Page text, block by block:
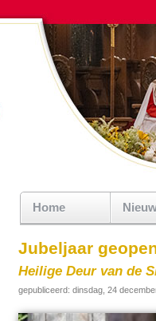
Home
Jubeljaar
Heilige Deur van de
gepubliceerd: dinsdag, 24